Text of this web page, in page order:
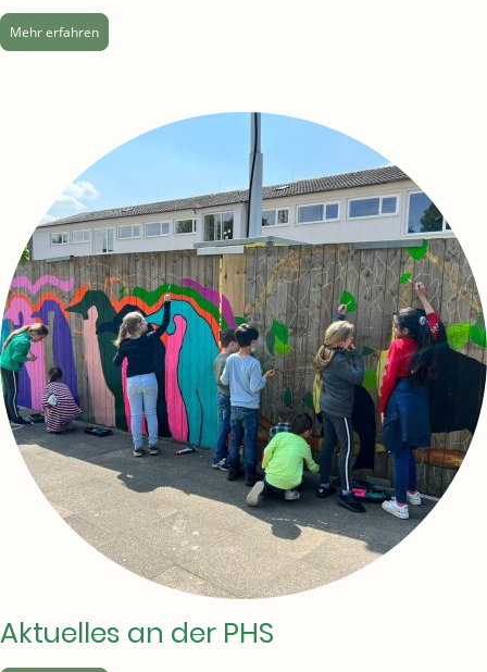
Mehr erfahren
Aktuelles an der PHS